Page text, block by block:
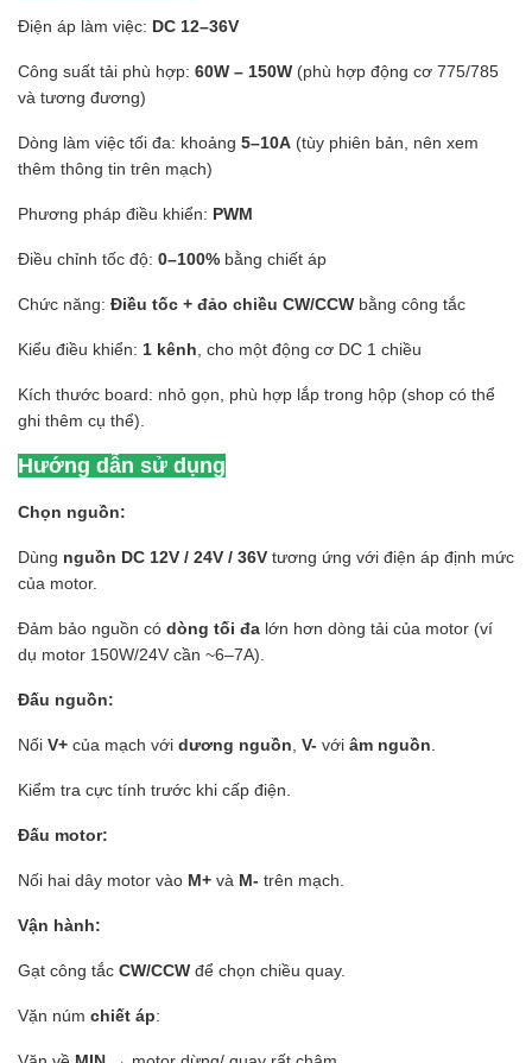
Điện áp làm việc: DC 12–36V
Công suất tải phù hợp: 60W – 150W (phù hợp động cơ 775/785
và tương đương)
Dòng làm việc tối đa: khoảng 5–10A (tùy phiên bản, nên xem
thêm thông tin trên mạch)
Phương pháp điều khiển: PWM
Điều chỉnh tốc độ: 0–100% bằng chiết áp
Chức năng: Điều tốc + đảo chiều CW/CCW bằng công tắc
Kiểu điều khiển: 1 kênh , cho một động cơ DC 1 chiều
Kích thước board: nhỏ gọn, phù hợp lắp trong hộp (shop có thể
ghi thêm cụ thể).
Hướng dẫn sử dụng
Chọn nguồn:
Dùng nguồn DC 12V / 24V / 36V tương ứng với điện áp định mức
của motor.
Đảm bảo nguồn có dòng tối đa lớn hơn dòng tải của motor (ví
dụ motor 150W/24V cần ~6–7A).
Đấu nguồn:
Nối V+ của mạch với dương nguồn V- với âm nguồn
Kiểm tra cực tính trước khi cấp điện.
Đấu motor:
Nối hai dây motor vào M+ và M- trên mạch.
Vận hành:
Gạt công tắc CW/CCW để chọn chiều quay.
Vặn núm chiết áp: